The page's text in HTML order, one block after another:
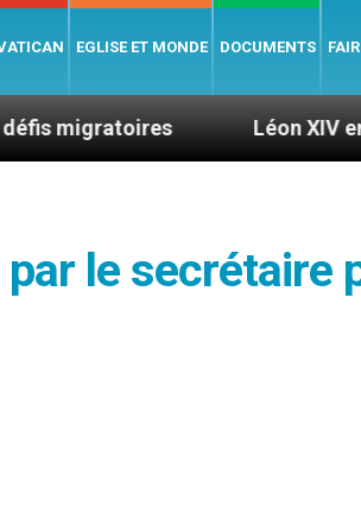
EGLISE ET MONDE DOCUMENTS
Léon XIV en France :
le secrétaire